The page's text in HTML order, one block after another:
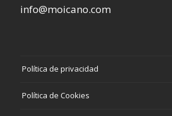
info@moicano.com
Política de privacidad
Política de Cookies